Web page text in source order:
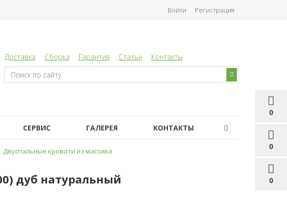
0
0
0
Войти Регистрация
Доставка Сборка Гарантия Статьи Контакты
СЕРВИС ГАЛЕРЕЯ КОНТАКТЫ
Двуспальные кровати из массива
дуб натуральный